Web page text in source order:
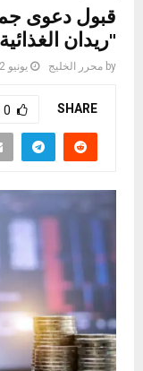
قبول دعوى
"ريدان
by محرر الخليج يونيو 2, 2026
SHARE
0